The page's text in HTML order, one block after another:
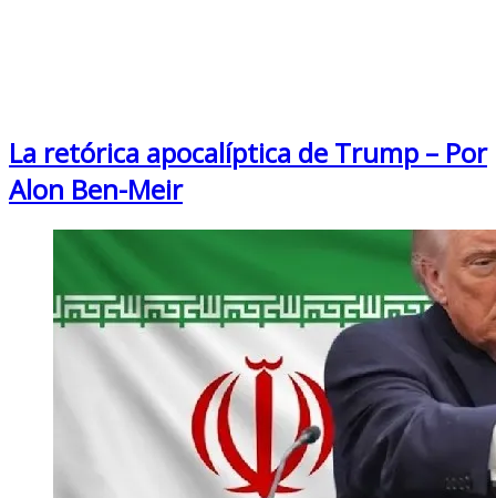
La retórica apocalíptica de Trump – Por
Alon Ben-Meir